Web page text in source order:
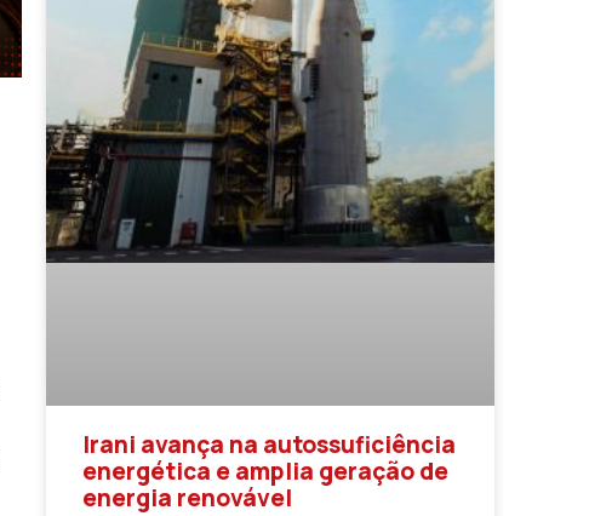
Irani avança na autossuficiência
energética e amplia geração de
energia renovável